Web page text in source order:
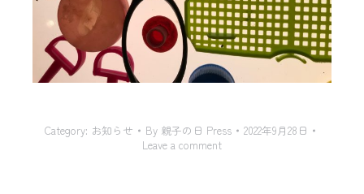
Category: お知らせ By 親子の日 Press
2022年9月28日
Leave a comment